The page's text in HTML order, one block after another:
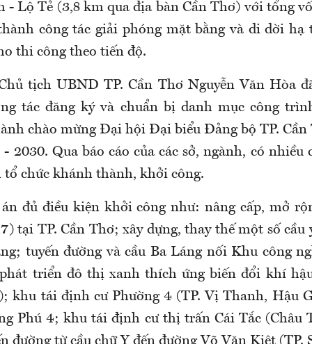
- Lộ Tẻ (3,8 km qua địa bàn Cần Thơ) với tổng
công tác giải phóng mặt bằng và di dời hạ
thi công theo tiến độ.
tịch UBND TP. Cần Thơ Nguyễn Văn Hòa
tác đăng ký và chuẩn bị danh mục công
chào mừng Đại hội Đại biểu Đảng bộ TP.
2030. Qua báo cáo của các sở, ngành, có nhiều
tổ chức khánh thành, khởi công.
đủ điều kiện khởi công như: nâng cấp, mở
tại TP. Cần Thơ; xây dựng, thay thế một số cầu
tuyến đường và cầu Ba Láng nối Khu công
triển đô thị xanh thích ứng biến đổi khí
khu tái định cư Phường 4 (TP. Vị Thanh, Hậu
Phú 4; khu tái định cư thị trấn Cái Tắc (Châu